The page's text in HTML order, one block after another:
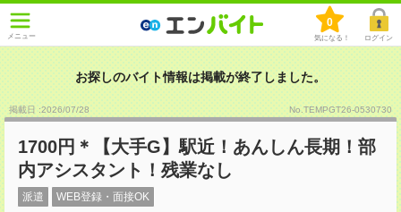
メニュー
0
気になる！ ログイン
お探しのバイト情報は掲載が終了しました。
掲載日 :2026/07/28 No.TEMPGT26-0530730
1700円＊【大手G】駅近！あんしん長期！部
内アシスタント！残業なし
派遣 WEB登録・面接OK